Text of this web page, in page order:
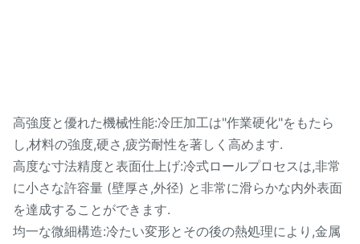
高強度と優れた機械性能:冷圧加工は"作業硬化"をもたら
し,材料の強度,硬さ,疲労耐性を著しく高めます.
高度な寸法精度と表面仕上げ:冷式ロールプロセスは,非常
に小さな許容量 (壁厚さ,外径) と非常に滑らかな内外表面
を達成することができます.
均一な微細構造:冷たい変形とその後の熱処理により,金属